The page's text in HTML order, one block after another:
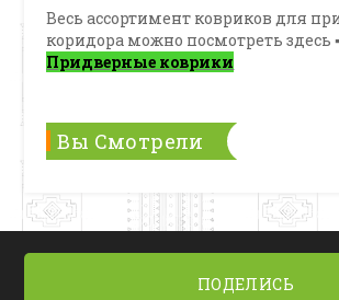
Весь ассортимент ковриков для
коридора можно посмотреть здесь
Придверные коврики
Вы Смотрели
ПОДЕЛИСЬ